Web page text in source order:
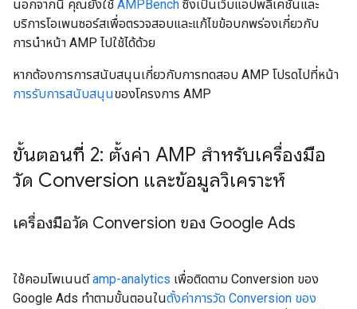
นอกจากนี้ คุณยังใช้ AMPBench ซึ่งเป็นเว็บแอปพลิเคชันและ
บริการโอเพนซอร์สเพื่อตรวจสอบและแก้ไขข้อบกพร่องเกี่ยวกับ
การนำหน้า AMP ไปใช้ได้ด้วย
หากต้องการการสนับสนุนเกี่ยวกับการทดสอบ AMP โปรดไปที่หน้า
การรับการสนับสนุนของโครงการ AMP
ขั้นตอนที่ 2: ตั้งค่า AMP สําหรับเครื่องมือ
วัด Conversion และข้อมูลวิเคราะห์
เครื่องมือวัด Conversion ของ Google Ads
ใช้คอมโพเนนต์amp-analytics เพื่อติดตาม Conversion ของ
Google Ads ทําตามขั้นตอนในตั้งค่าการวัด Conversion ของ